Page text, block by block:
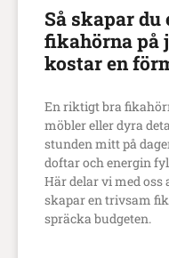
Så skapar
fikahörna på
kostar en
En riktigt bra
möbler eller dyra
stunden mitt på
doftar och energin
Här delar vi med
skapar en trivsam
spräcka budgeten.